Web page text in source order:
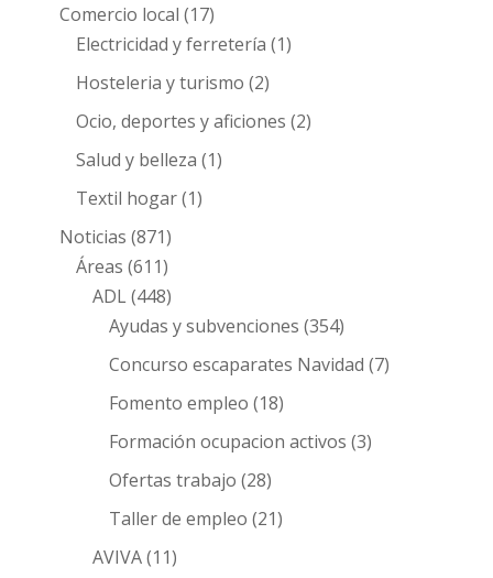
Comercio local (17)
Electricidad y ferretería (1)
Hosteleria y turismo (2)
Ocio, deportes y aficiones (2)
Salud y belleza (1)
Textil hogar(1)
Noticias (871)
Áreas (611)
ADL(448)
Ayudas y subvenciones (354)
Concurso escaparates Navidad (7)
Fomento empleo (18)
Formación ocupacion activos (3)
Ofertas trabajo (28)
Taller de empleo (21)
AVIVA(11)